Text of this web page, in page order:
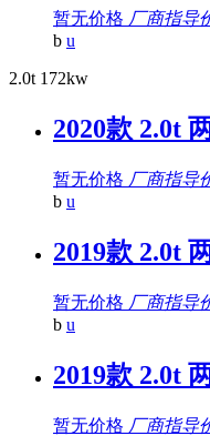
暂无价格 厂商指导
b u
2.0t 172kw
2020款 2.0t
暂无价格 厂商指导
b u
2019款 2.0t
暂无价格 厂商指导
b u
2019款 2.0t
暂无价格 厂商指导